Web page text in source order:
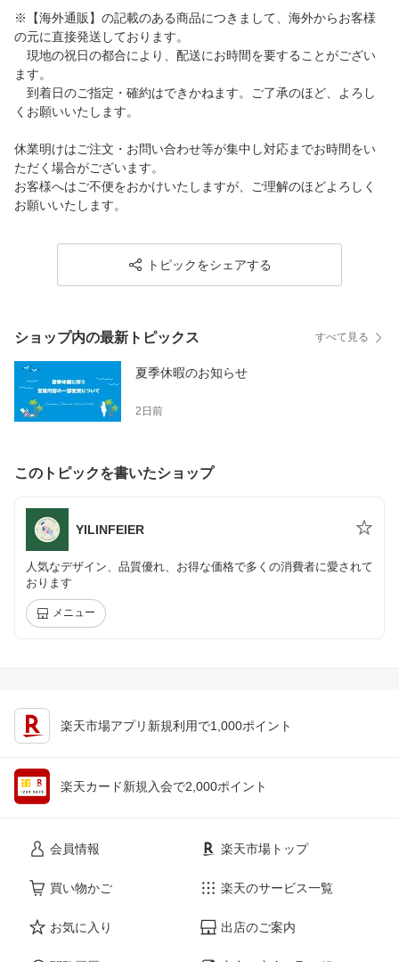
※【海外通販】の記載のある商品につきまして、海外からお客様
の元に直接発送しております。
現地の祝日の都合により、配送にお時間を要することがござい
ます。
到着日のご指定・確約はできかねます。ご了承のほど、よろし
くお願いいたします。
休業明けはご注文・お問い合わせ等が集中し対応までお時間をい
ただく場合がございます。
お客様へはご不便をおかけいたしますが、ご理解のほどよろしく
お願いいたします。
トピックをシェアする
ショップ内の最新トピックス すべて見る
夏季休暇のお知らせ
2日前
このトピックを書いたショップ
YILINFEIER
人気なデザイン、品質優れ、お得な価格で多くの消費者に愛されて
おります
メニュー
楽天市場アプリ新規利用で1,000ポイント
楽天カード新規入会で2,000ポイント
会員情報
買い物かご
お気に入り
楽天市場トップ
楽天のサービス一覧
出店のご案内